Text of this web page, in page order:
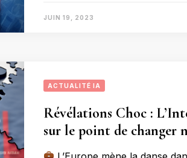
JUIN 19, 2023
ACTUALITÉ IA
Révélations Choc :
sur le point de changer